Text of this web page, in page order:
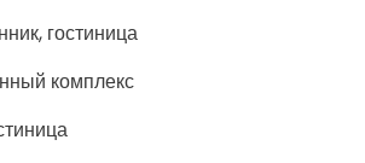
гостиница
комплекс